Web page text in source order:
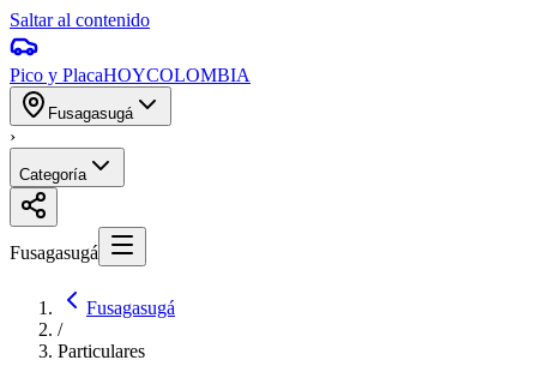
Saltar al contenido
Pico y PlacaHOYCOLOMBIA
Fusagasugá
›
Categoría
Fusagasugá
Fusagasugá
/
Particulares